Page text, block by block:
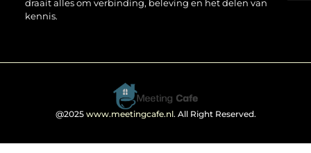
draait alles om verbinding, beleving en het delen van
kennis.
@2025 www.meetingcafe.nl. All Right Reserved.